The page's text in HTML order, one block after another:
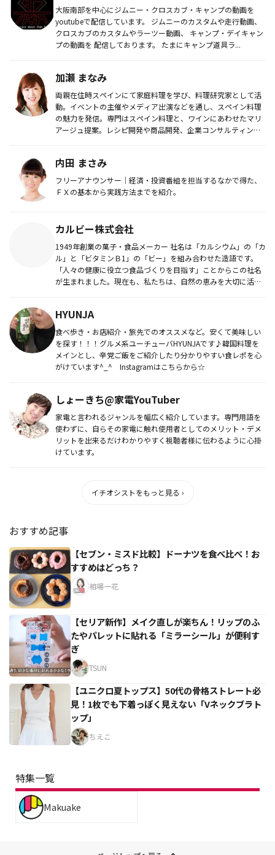
大阪南部を中心にジムニー・クロスカブ・キャンプの動画を
youtubeで配信しています。 ジムニーのカスタムや走行動画、
クロスカブのカスタムやラーツー動画、 キャンプ・デイキャン
プの動画を 配信しております。 たまにキャンプ道具ラ...
加瀬 まなみ
両親在住時スペインにて家庭料理を学び、料理研究家として活
動。イベントの主催やメディア出演などを通し、スペイン料理
の魅力を発信。専門はスペイン料理と、ワインにあわせたマリ
アージュ提案。レシピ開発や商品開発、企業コンサルティン
内田 まさみ
フリーアナウンサー｜経済・投資番組を担当するなかで得た、
ＦＸの基本から実践方法までを紹介。
カルビー株式会社
1949年創業の菓子・食品メーカー 社名は「カルシウム」の「カ
ル」と「ビタミンＢ1」の「ビー」を組み合わせた造語です。
「人々の健康に役立つ食品づくりを目指す」ことからこの社名
が生まれました。現在も、私たちは、自然の恵みを大切に活か
HYUNJA
食べ歩き・お店紹介・旅先でのオススメなど。安くて美味しい
を探す！！！グルメ系ユーチューバHYUNJAです♪韓国料理を
メインとし、辛党ご飯をご紹介したり分かりやすい食レポを心
がけています^_^ Instagramはこちらから☆
しょーきち@家電YouTuber
家電と言われるジャンルを幅広く紹介しています。専門用語を
使わずに、自らその家電に触れ使用者としてのメリット・デメ
リットを出来るだけわかりやすく視聴者様に伝わるように心掛
けています。
イチオシストをもっと見る ›
おすすめ記事
【セブン・ミスド比較】ドーナツを食べ比べ！お
すすめはどっち？
相場一花
【セリア新作】メイク直しが楽ちん！リップのふ
たやパレットに貼れる「ミラーシール」が便利す
ぎ
TSUN
【ユニクロ夏トップス】50代の骨格ストレート必
見！1枚でも下着っぽく見えない「Vネックブラト
ップ」
ちえこ
特集一覧
Makuake